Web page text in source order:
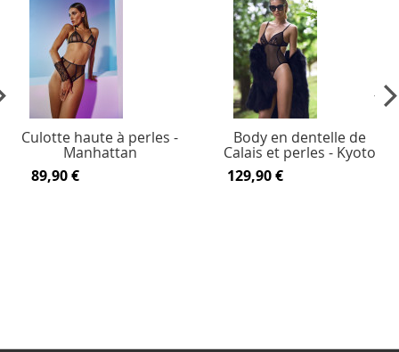
Culotte haute à perles -
Manhattan
89,90 €
Body en dentelle de
Calais et perles - Kyoto
129,90 €